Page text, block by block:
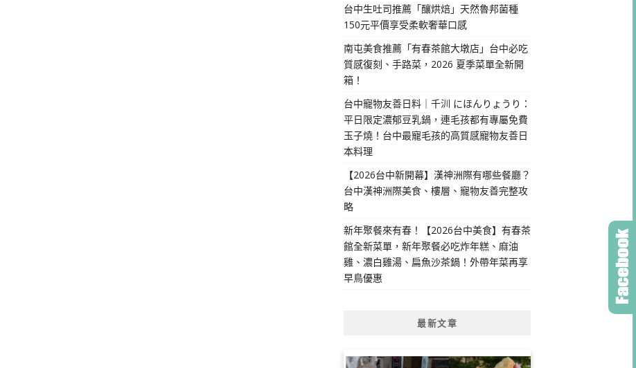
台中生吐司推薦「釀烘焙」天然魯邦菌種
150元平價享受柔軟奢華口感
南屯美食推薦「有春茶館大墩店」台中必吃
質感復刻、手路菜，2026 夏季菜單全新開
箱！
台中寵物友善日料｜千汌 にほんりょうり：
平日限定濃郁豆乳鍋，連毛孩都有專屬免費
玉子燒！台中最寵毛孩的高質感寵物友善日
本料理
【2026台中新開幕】漢神洲際有哪些餐廳？
台中漢神洲際美食、樓層、寵物友善完整攻
略
新年聚餐來有春！【2026台中美食】有春茶
館全新菜單，新年聚餐必吃炸年糕、麻油
雞、濃白雞湯、扁魚沙茶鍋！外帶年菜再享
早鳥優惠
最新文章